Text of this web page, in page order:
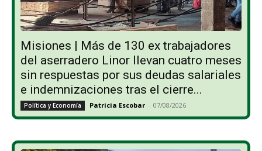
Misiones | Más de 130 ex trabajadores
del aserradero Linor llevan cuatro meses
sin respuestas por sus deudas salariales
e indemnizaciones tras el cierre...
Política y Economía Patricia Escobar - 07/08/2026